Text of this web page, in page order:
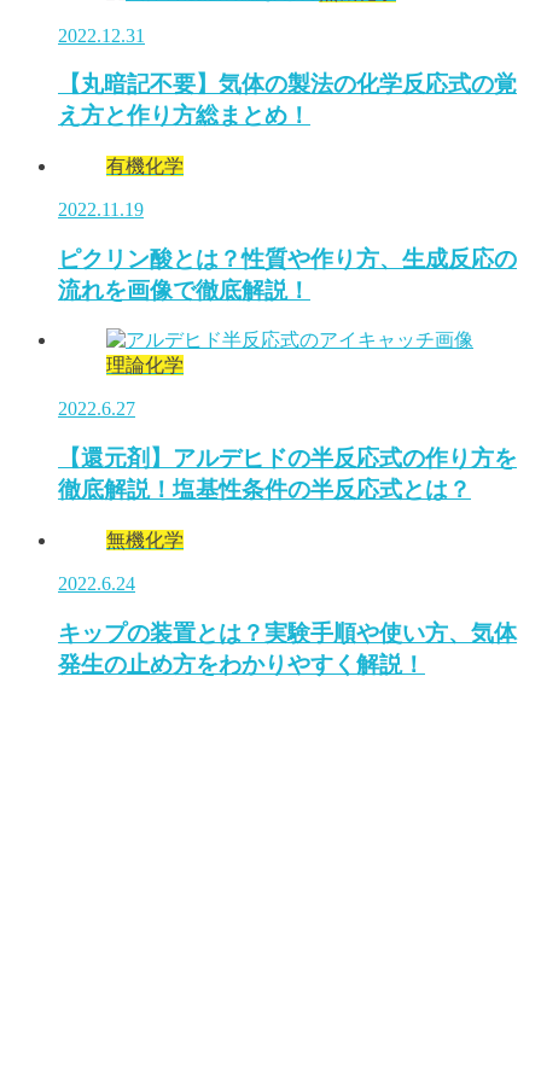
2022.12.31
【丸暗記不要】気体の製法の化学反応式の覚
え方と作り方総まとめ！
有機化学
2022.11.19
ピクリン酸とは？性質や作り方、生成反応の
流れを画像で徹底解説！
理論化学
2022.6.27
【還元剤】アルデヒドの半反応式の作り方を
徹底解説！塩基性条件の半反応式とは？
無機化学
2022.6.24
キップの装置とは？実験手順や使い方、気体
発生の止め方をわかりやすく解説！